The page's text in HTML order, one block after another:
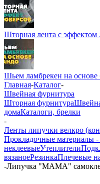
Шторная лента с эффектом
Шьем ламбрекен на основе
Главная-Каталог-
Швейная фурнитура
Шторная фурнитура
домаКаталоги, брелки
-
Ленты липучки велкро
Прокладочные материалы -
неклеевыеУтеплители
вязаноеРезинкаПлечевые
-Липучка "МАМА"